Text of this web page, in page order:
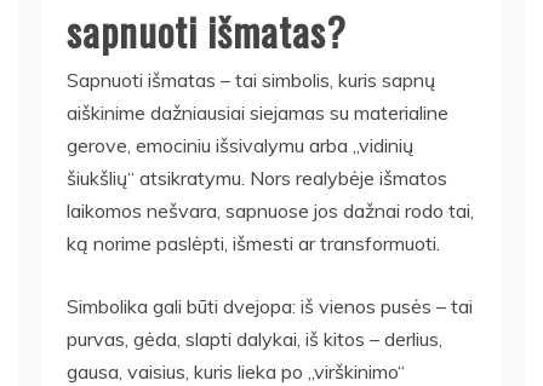
sapnuoti išmatas?
Sapnuoti išmatas – tai simbolis, kuris sapnų
aiškinime dažniausiai siejamas su materialine
gerove, emociniu išsivalymu arba „vidinių
šiukšlių“ atsikratymu. Nors realybėje išmatos
laikomos nešvara, sapnuose jos dažnai rodo tai,
ką norime paslėpti, išmesti ar transformuoti.
Simbolika gali būti dvejopa: iš vienos pusės – tai
purvas, gėda, slapti dalykai, iš kitos – derlius,
gausa, vaisius, kuris lieka po „virškinimo“